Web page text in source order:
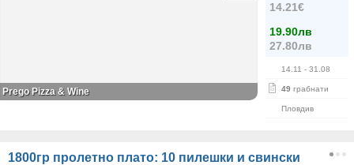
14.21€
19.90лв
27.80лв
14.11 - 31.08
49 грабнати
Пловдив
Prego Pizza & Wine
1800гр пролетно плато: 10 пилешки и свински